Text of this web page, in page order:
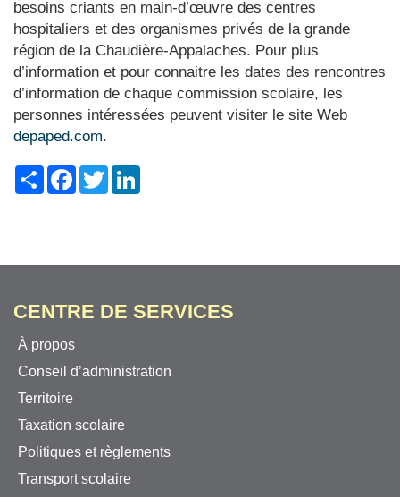
besoins criants en main-d’œuvre des centres
hospitaliers et des organismes privés de la grande
région de la Chaudière-Appalaches. Pour plus
d’information et pour connaitre les dates des rencontres
d’information de chaque commission scolaire, les
personnes intéressées peuvent visiter le site Web
depaped.com.
ShareFacebook
Twitter
CENTRE DE SERVICES
À propos
Conseil d’administration
Territoire
Taxation scolaire
Politiques et règlements
Transport scolaire